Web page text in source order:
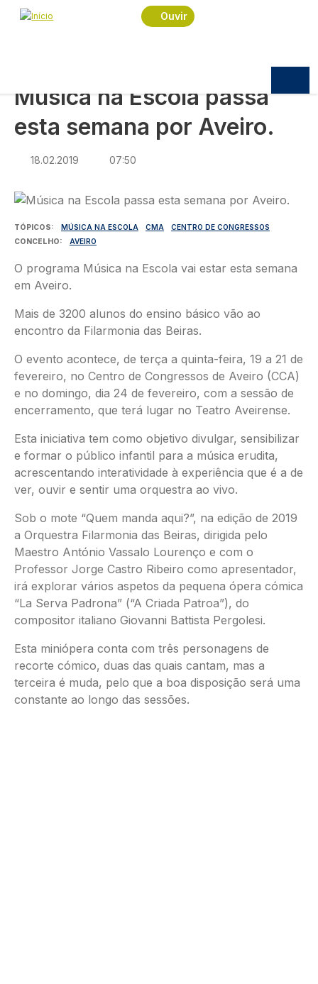
Passar para o conteúdo principal
Ouvir
Navegação estrutural
Início
Cultura
Música na Escola passa esta semana por Aveiro.
Música na Escola passa
esta semana por Aveiro.
18.02.2019 07:50
Imagem
TÓPICOS MÚSICA NA ESCOLA CMA
CENTRO DE CONGRESSOS
CONCELHO
AVEIRO
O programa Música na Escola vai estar esta semana
em Aveiro.
Mais de 3200 alunos do ensino básico vão ao
encontro da Filarmonia das Beiras.
O evento acontece, de terça a quinta-feira, 19 a 21 de
fevereiro, no Centro de Congressos de Aveiro (CCA)
e no domingo, dia 24 de fevereiro, com a sessão de
encerramento, que terá lugar no Teatro Aveirense.
Esta iniciativa tem como objetivo divulgar, sensibilizar
e formar o público infantil para a música erudita,
acrescentando interatividade à experiência que é a de
ver, ouvir e sentir uma orquestra ao vivo.
Sob o mote “Quem manda aqui?”, na edição de 2019
a Orquestra Filarmonia das Beiras, dirigida pelo
Maestro António Vassalo Lourenço e com o
Professor Jorge Castro Ribeiro como apresentador,
irá explorar vários aspetos da pequena ópera cómica
“La Serva Padrona” (“A Criada Patroa”), do
compositor italiano Giovanni Battista Pergolesi.
Esta miniópera conta com três personagens de
recorte cómico, duas das quais cantam, mas a
terceira é muda, pelo que a boa disposição será uma
constante ao longo das sessões.